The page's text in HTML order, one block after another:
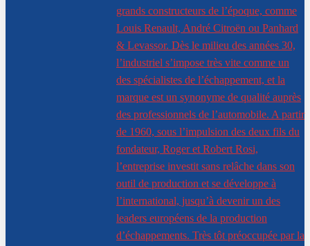
grands constructeurs de l’époque, comme
Louis Renault, André Citroën ou Panhard
& Levassor. Dès le milieu des années 30,
l’industriel s’impose très vite comme un
des spécialistes de l’échappement, et la
marque est un synonyme de qualité auprès
des professionnels de l’automobile. A partir
de 1960, sous l’impulsion des deux fils du
fondateur, Roger et Robert Rosi,
l’entreprise investit sans relâche dans son
outil de production et se développe à
l’international, jusqu’à devenir un des
leaders européens de la production
d’échappements. Très tôt préoccupée par la